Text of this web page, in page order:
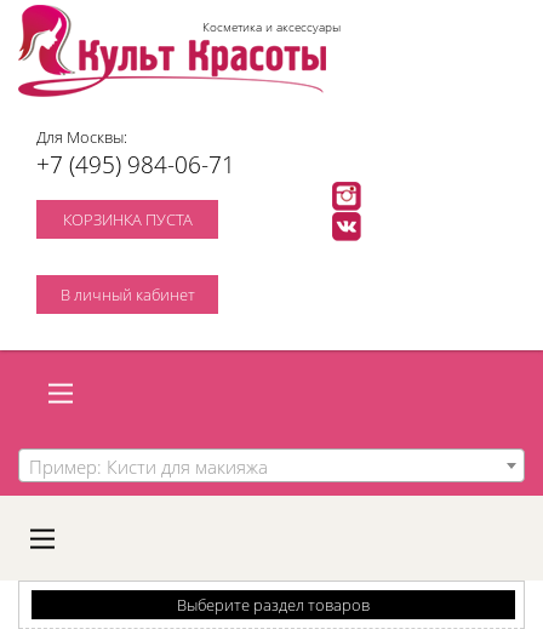
Косметика и аксессуары
Для Москвы:
+7 (495) 984-06-71
КОРЗИНКА ПУСТА
В личный кабинет
Пример: Кисти для макияжа
A
C
D
Выберите раздел товаров